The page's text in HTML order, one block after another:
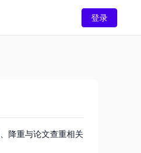
登录
降重与论文查重相关